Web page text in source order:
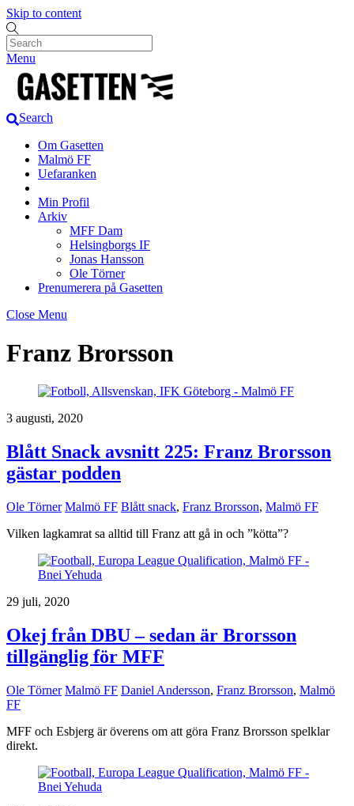
Skip to content
Menu
Search
Om Gasetten
Malmö FF
Uefaranken
Min Profil
Arkiv
MFF Dam
Helsingborgs IF
Jonas Hansson
Ole Törner
Prenumerera på Gasetten
Close Menu
Franz Brorsson
3 augusti, 2020
Blått Snack avsnitt 225: Franz Brorsson
gästar podden
Ole Törner Malmö FF Blått snack, Franz Brorsson, Malmö FF
Vilken lagkamrat sa alltid till Franz att gå in och ”kötta”?
29 juli, 2020
Okej från DBU – sedan är Brorsson
tillgänglig för MFF
Ole Törner Malmö FF Daniel Andersson, Franz Brorsson, Malmö
FF
MFF och Esbjerg är överens om att göra Franz Brorsson spelklar
direkt.